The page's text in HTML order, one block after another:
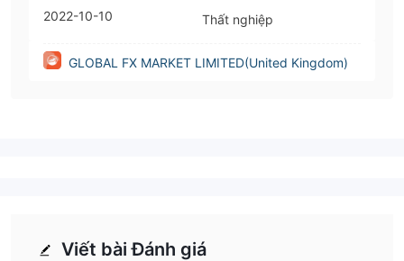
2022-10-10
Thất nghiệp
GLOBAL FX MARKET LIMITED(United Kingdom)
Viết bài Đánh giá